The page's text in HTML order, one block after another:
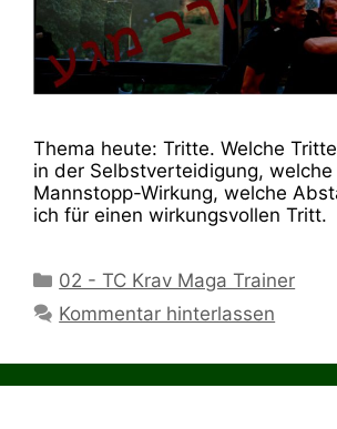
Thema heute: Tritte. Welche
in der Selbstverteidigung,
Mannstopp-Wirkung, welche
ich für einen wirkungsvollen Tritt.
Kategorien
02 - TC Krav Maga Trainer
Kommentar hinterlassen